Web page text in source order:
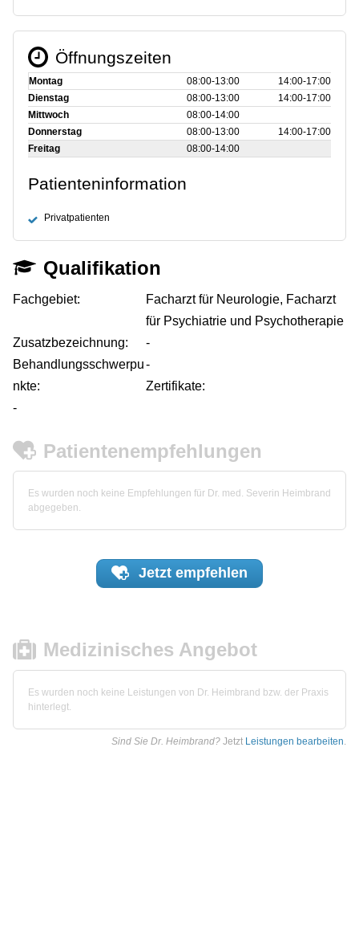
Öffnungszeiten
Montag 08:00‑13:00
14:00‑17:00
Dienstag
08:00‑13:00
14:00‑17:00
Mittwoch
08:00‑14:00
Donnerstag
08:00‑13:00
14:00‑17:00
Freitag
08:00‑14:00
Patienteninformation
Privatpatienten
Qualifikation
Fachgebiet:
Facharzt für Neurologie, Facharzt
für Psychiatrie und Psychotherapie
Zusatzbezeichnung:
-
Behandlungsschwerpu
nkte:
-
Zertifikate:
-
Patientenempfehlungen
Es wurden noch keine Empfehlungen für Dr. med. Severin Heimbrand
abgegeben.
Jetzt empfehlen
Medizinisches Angebot
Es wurden noch keine Leistungen von Dr. Heimbrand bzw. der Praxis
hinterlegt.
Sind Sie Dr. Heimbrand? Jetzt Leistungen bearbeiten.